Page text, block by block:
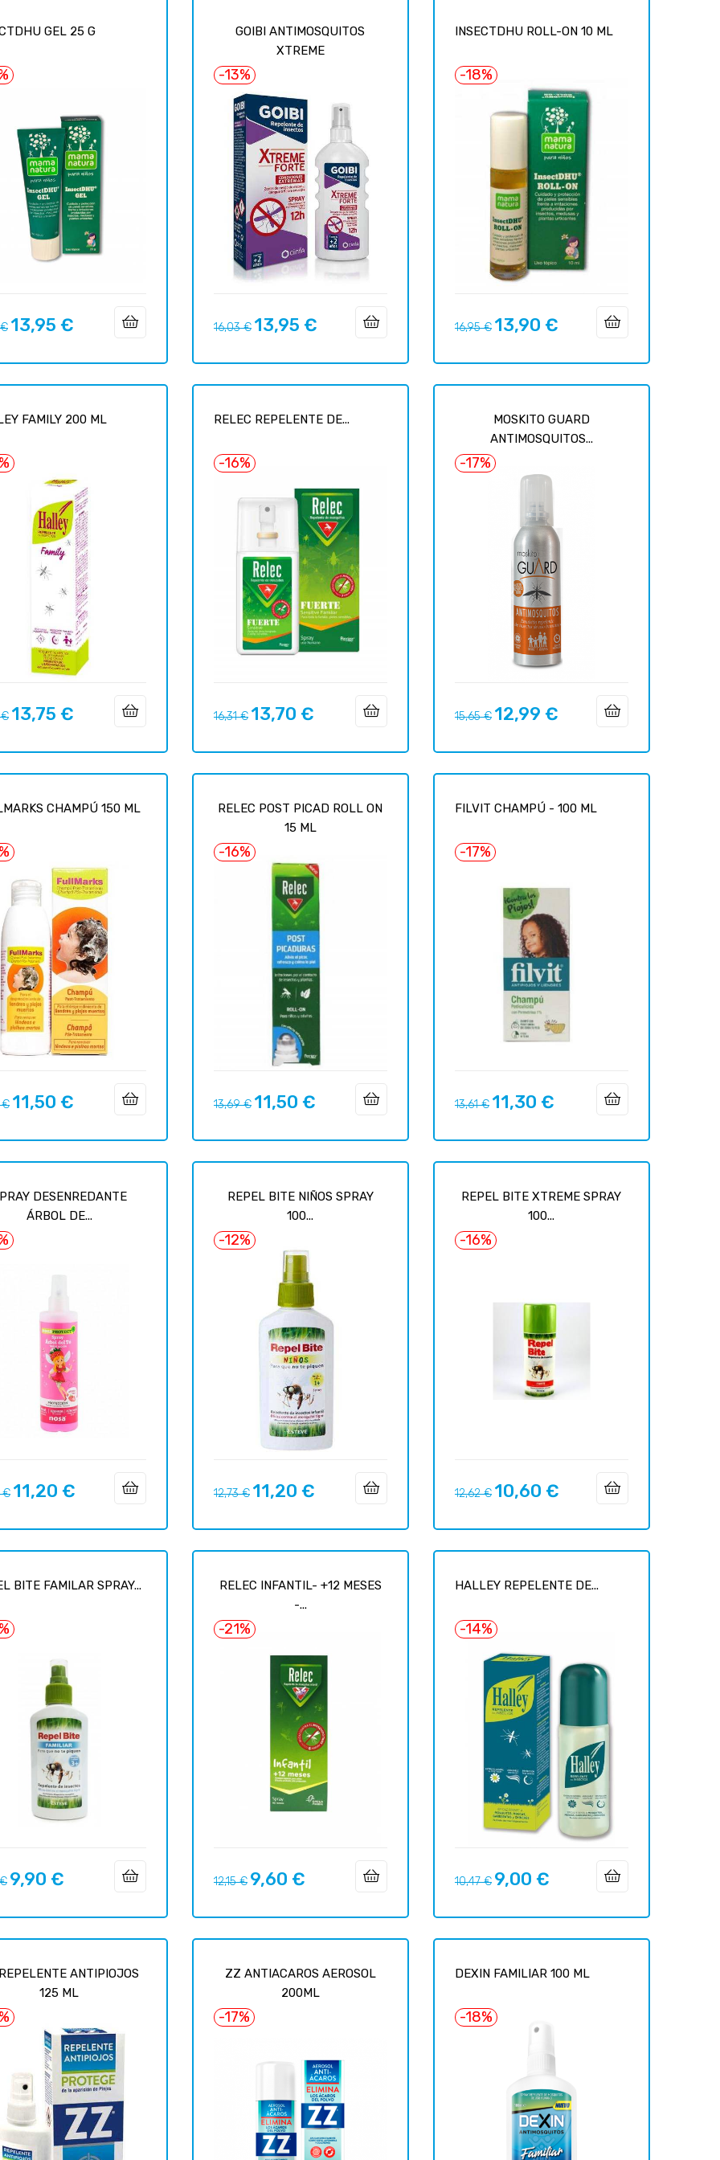
GEL 25 G
€ Prix
13,95 €
GOIBI ANTIMOSQUITOS
XTREME
-13%
Prix
16,03 € Prix
13,95 €
INSECTDHU ROLL-ON 10 ML
-18%
Prix
16,95 € Prix
13,90 €
FAMILY 200 ML
€ Prix
13,75 €
RELEC REPELENTE DE...
-16%
Prix
16,31 € Prix
13,70 €
MOSKITO GUARD
ANTIMOSQUITOS...
-17%
Prix
15,65 € Prix
12,99 €
CHAMPÚ 150 ML
€ Prix
11,50 €
RELEC POST PICAD ROLL ON
15 ML
-16%
Prix
13,69 € Prix
11,50 €
FILVIT CHAMPÚ - 100 ML
-17%
Prix
13,61 € Prix
11,30 €
DESENREDANTE
ÁRBOL DE...
€ Prix
11,20 €
REPEL BITE NIÑOS SPRAY
100...
-12%
Prix
12,73 € Prix
11,20 €
REPEL BITE XTREME SPRAY
100...
-16%
Prix
12,62 € Prix
10,60 €
BITE FAMILAR SPRAY...
Prix
9,90 €
RELEC INFANTIL- +12 MESES
-...
-21%
Prix
12,15 € Prix
9,60 €
HALLEY REPELENTE DE...
-14%
Prix
10,47 € Prix
9,00 €
ANTIPIOJOS
125 ML
ZZ ANTIACAROS AEROSOL
200ML
-17%
DEXIN FAMILIAR 100 ML
-18%